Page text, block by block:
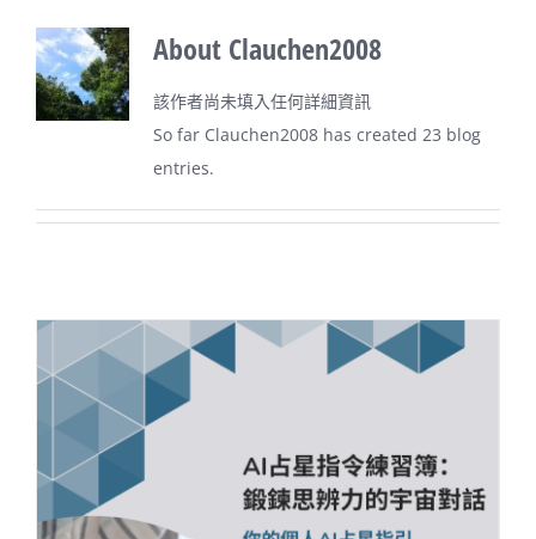
占星課程
文章發表
聯絡資訊
About Clauchen2008
該作者尚未填入任何詳細資訊
So far Clauchen2008 has created 23 blog
entries.